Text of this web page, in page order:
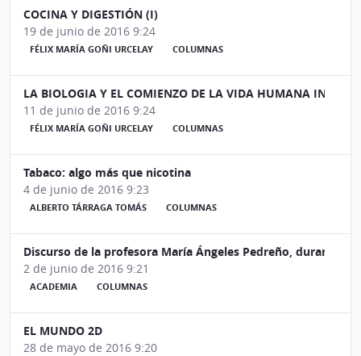
COCINA Y DIGESTIÓN (I)
19 de junio de 2016 9:24
FÉLIX MARÍA GOÑI URCELAY COLUMNAS
LA BIOLOGIA Y EL COMIENZO DE LA VIDA HUMANA
11 de junio de 2016 9:24
FÉLIX MARÍA GOÑI URCELAY COLUMNAS
Tabaco: algo más que nicotina
4 de junio de 2016 9:23
ALBERTO TÁRRAGA TOMÁS COLUMNAS
Discurso de la profesora María Ángeles Pedreño, durante
2 de junio de 2016 9:21
ACADEMIA COLUMNAS
EL MUNDO 2D
28 de mayo de 2016 9:20